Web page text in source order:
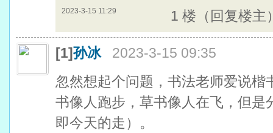
2023-3-15 11:29 1 楼（回复楼主
[1]孙冰
2023-3-15 09:35
忽然想起个问题，书法老师爱说楷
书像人跑步，草书像人在飞，但是
即今天的走）。